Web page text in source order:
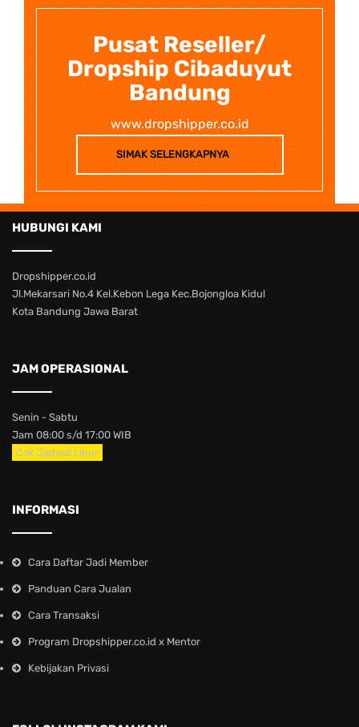
Pusat Reseller/
Dropship Cibaduyut
Bandung
www.dropshipper.co.id
SIMAK SELENGKAPNYA
HUBUNGI KAMI
Dropshipper.co.id
Jl.Mekarsari No.4 Kel.Kebon Lega Kec.Bojongloa Kidul
Kota Bandung Jawa Barat
JAM OPERASIONAL
Senin - Sabtu
Jam 08:00 s/d 17:00 WIB
Cek Jadwal Libur
INFORMASI
Cara Daftar Jadi Member
Panduan Cara Jualan
Cara Transaksi
Program Dropshipper.co.id x Mentor
Kebijakan Privasi